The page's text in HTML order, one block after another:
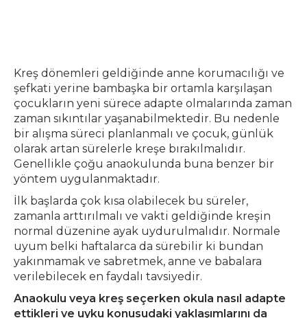
Kreş dönemleri geldiğinde anne korumacılığı ve
şefkati yerine bambaşka bir ortamla karşılaşan
çocukların yeni sürece adapte olmalarında zaman
zaman sıkıntılar yaşanabilmektedir. Bu nedenle
bir alışma süreci planlanmalı ve çocuk, günlük
olarak artan sürelerle kreşe bırakılmalıdır.
Genellikle çoğu anaokulunda buna benzer bir
yöntem uygulanmaktadır.
İlk başlarda çok kısa olabilecek bu süreler,
zamanla arttırılmalı ve vakti geldiğinde kreşin
normal düzenine ayak uydurulmalıdır. Normale
uyum belki haftalarca da sürebilir ki bundan
yakınmamak ve sabretmek, anne ve babalara
verilebilecek en faydalı tavsiyedir.
Anaokulu veya kreş seçerken okula nasıl adapte
ettikleri ve uyku konusudaki yaklaşımlarını da